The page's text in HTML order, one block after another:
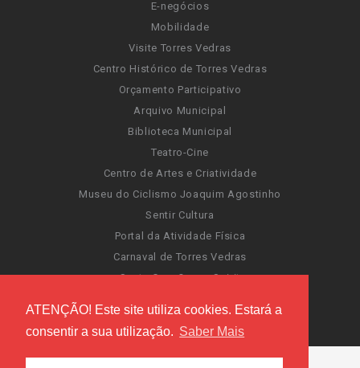
ATENÇÃO! Este site utiliza cookies. Estará a
consentir a sua utilização. Saber Mais
E-negócios
Mobilidade
Visite Torres Vedras
Centro Histórico de Torres Vedras
Orçamento Participativo
Arquivo Municipal
Biblioteca Municipal
Teatro-Cine
Centro de Artes e Criatividade
Museu do Ciclismo Joaquim Agostinho
Sentir Cultura
Portal da Atividade Física
Carnaval de Torres Vedras
Santa Cruz Ocean Spirit